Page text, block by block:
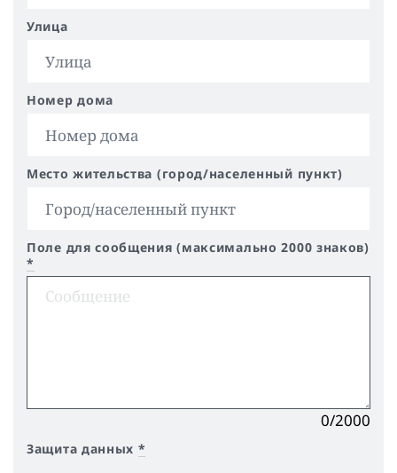
Улица
Номер дома
Место жительства (город/населенный пункт)
Поле для сообщения (максимально 2000 знаков)
*
0/2000
Защита данных *